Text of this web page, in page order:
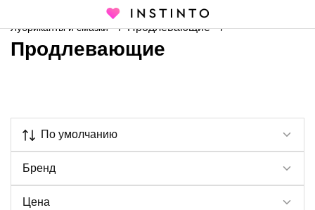
Каталог
Интимная косметика
Лубриканты и смазки
Продлевающие
Продлевающие
По умолчанию
Бренд
Цена